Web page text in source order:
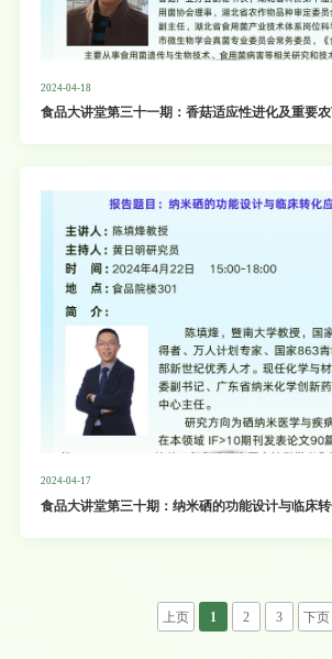
2024-04-18
食品大讲堂第三十一期：香菇适应性进化及重要
2024-04-17
食品大讲堂第三十期：纳米硒的功能设计与临床
上页 1 2 3 下页